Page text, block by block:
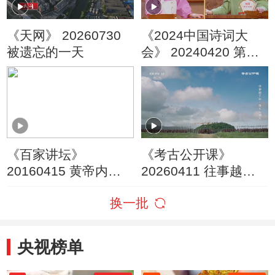
《天网》 20260730
被遗忘的一天
《2024中国诗词大
会》 20240420 第七
场 山河
《百家讲坛》
20160415 黄帝内经 8
《考古公开课》
20260411 往事越千
换一批
央视榜单